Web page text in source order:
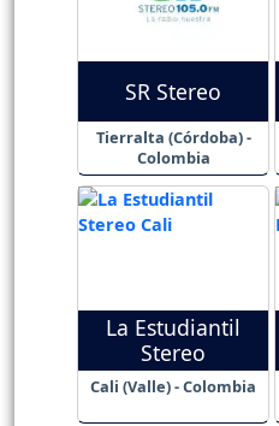
SR Stereo
Tierralta (Córdoba) -
Colombia
La Estudiantil
Stereo
Cali (Valle) - Colombia